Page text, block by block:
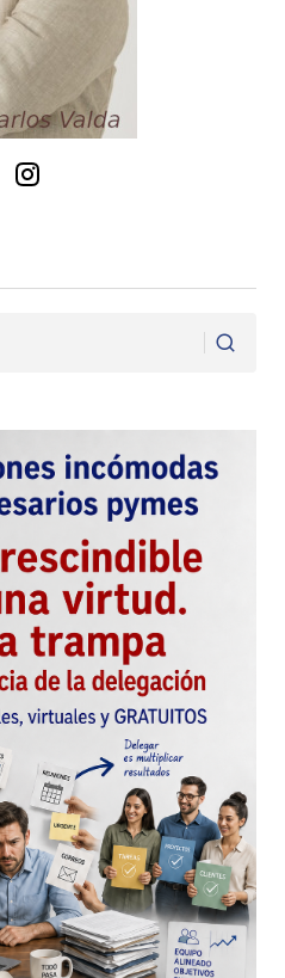
Política de
del servicio